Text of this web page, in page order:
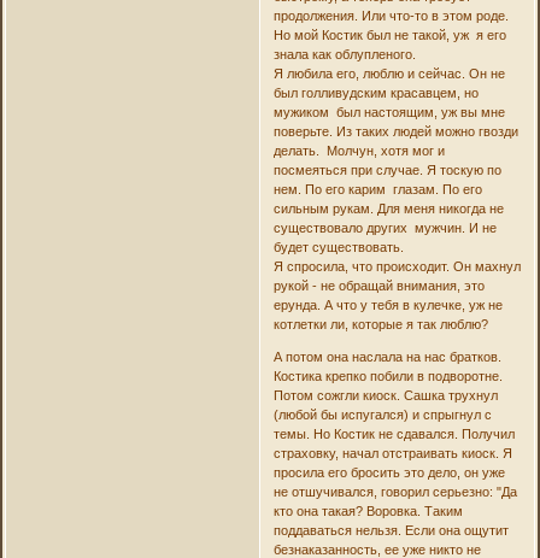
продолжения. Или что-то в этом роде.
Но мой Костик был не такой, уж я его
знала как облупленого.
Я любила его, люблю и сейчас. Он не
был голливудским красавцем, но
мужиком был настоящим, уж вы мне
поверьте. Из таких людей можно гвозди
делать. Молчун, хотя мог и
посмеяться при случае. Я тоскую по
нем. По его карим глазам. По его
сильным рукам. Для меня никогда не
существовало других мужчин. И не
будет существовать.
Я спросила, что происходит. Он махнул
рукой - не обращай внимания, это
ерунда. А что у тебя в кулечке, уж не
котлетки ли, которые я так люблю?
А потом она наслала на нас братков.
Костика крепко побили в подворотне.
Потом сожгли киоск. Сашка трухнул
(любой бы испугался) и спрыгнул с
темы. Но Костик не сдавался. Получил
страховку, начал отстраивать киоск. Я
просила его бросить это дело, он уже
не отшучивался, говорил серьезно: "Да
кто она такая? Воровка. Таким
поддаваться нельзя. Если она ощутит
безнаказанность, ее уже никто не